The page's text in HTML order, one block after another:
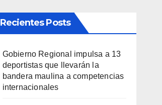
Recientes Posts
Gobierno Regional impulsa a 13
deportistas que llevarán la
bandera maulina a competencias
internacionales